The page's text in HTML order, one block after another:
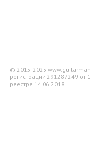
© 2015-2023
регистрации 291287249 от
реестре 14.06.2018.